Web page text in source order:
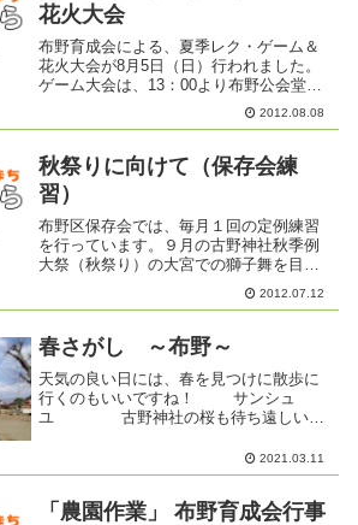
花火大会
布野育成会による、夏季レク・ゲーム＆
花火大会が8月5日（日）行われました。
ゲーム大会は、13：00より布野公会堂で
子どもたちが約40人と保護者のみなさん
が参加して行われました。子どもたちが
ー、ターゲットゲー...
2012.08.08
秋祭りに向けて（保存会練
習）
布野区保存会では、毎月１回の定例練習
を行っています。９月の古野神社秋季例
大祭（秋祭り）の大宮での獅子舞を目指
し、若手が獅子の練習に励みます。布野
区保存会では、秋祭りでの奉納獅子舞
ます。大宮での獅子舞を認め...
2012.07.12
春さがし ～布野～
天気の良い日には、春を見つけに散歩に
行くのもいいですね！ サンシュ
ユ 古野神社の桜も待ち遠しいで
2021.03.11
「農園作業」 布野育成会行事